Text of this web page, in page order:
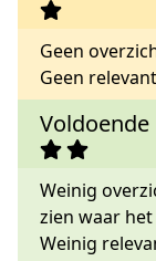
Geen
Geen
Voldoende
Weinig
zien waar
Weinig